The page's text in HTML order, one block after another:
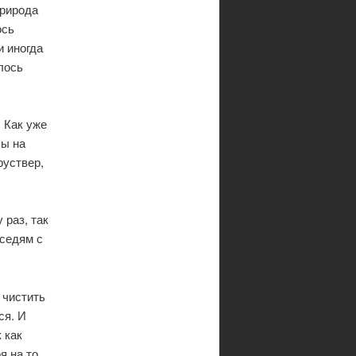
иногда
Как уже
на
раз, так
с
И